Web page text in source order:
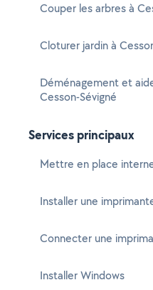
Couper les arbres à
Cloturer jardin à
Déménagement et
Cesson-Sévigné
Services principaux
Mettre en place
Installer une
Connecter une
Installer Windows